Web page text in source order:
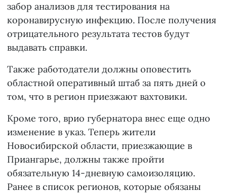
забор анализов для тестирования на
коронавирусную инфекцию. После получения
отрицательного результата тестов будут
выдавать справки.
Также работодатели должны оповестить
областной оперативный штаб за пять дней о
том, что в регион приезжают вахтовики.
Кроме того, врио губернатора внес еще одно
изменение в указ. Теперь жители
Новосибирской области, приезжающие в
Приангарье, должны также пройти
обязательную 14-дневную самоизоляцию.
Ранее в список регионов, которые обязаны